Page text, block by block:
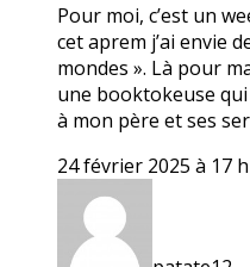
Pour moi, c’est un
cet aprem j’ai envie
mondes ». Là pour
une booktokeuse qui
à mon père et ses
24 février 2025 à 17